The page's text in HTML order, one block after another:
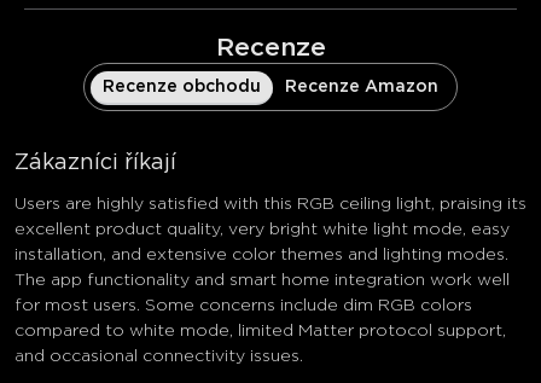
Recenze
Recenze obchodu Recenze Amazon
Zákazníci říkají
Users are highly satisfied with this RGB ceiling light, praising its
excellent product quality, very bright white light mode, easy
installation, and extensive color themes and lighting modes.
The app functionality and smart home integration work well
for most users. Some concerns include dim RGB colors
compared to white mode, limited Matter protocol support,
and occasional connectivity issues.